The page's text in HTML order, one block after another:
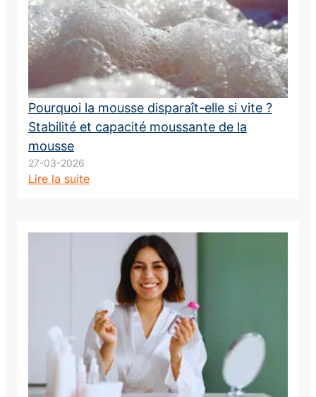
Pourquoi la mousse disparaît-elle si vite ?
Stabilité et capacité moussante de la
mousse
27-03-2026
Lire la suite